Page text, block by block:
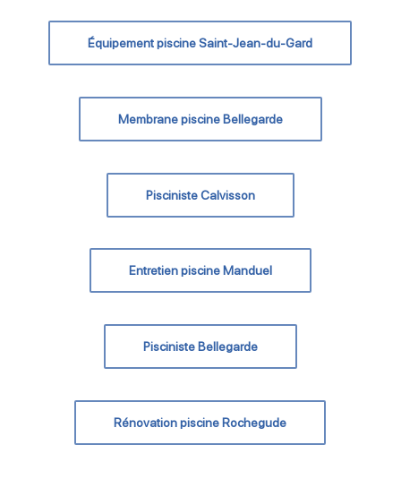
Équipement piscine Saint-Jean-du-Gard
Membrane piscine Bellegarde
Pisciniste Calvisson
Entretien piscine Manduel
Pisciniste Bellegarde
Rénovation piscine Rochegude